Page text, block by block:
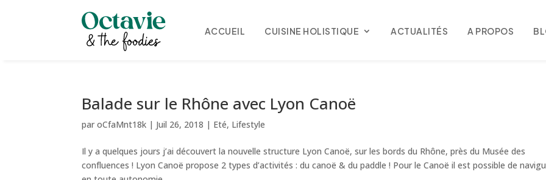
ACCUEIL CUISINE HOLISTIQUE ACTUALITÉS A PROPOS
Balade sur le Rhône avec Lyon Canoë
paroCfaMnt18k | Juil 26, 2018 | Eté, Lifestyle
Il y a quelques jours j’ai découvert la nouvelle structure Lyon Canoë, sur les bords du Rhône, près du Musée des
confluences ! Lyon Canoë propose 2 types d’activités : du canoë & du paddle ! Pour le Canoë il est possible de